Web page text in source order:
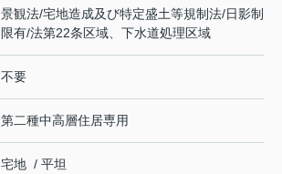
景観法/宅地造成及び特定盛土等規制法/日影制
限有/法第22条区域、下水道処理区域
不要
第二種中高層住居専用
宅地 / 平坦